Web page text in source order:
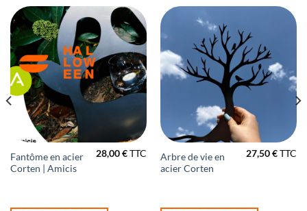
Fantôme en acier
Corten | Amicis
28,00€TTC
Arbre de vie en
acier Corten
27,50€TTC